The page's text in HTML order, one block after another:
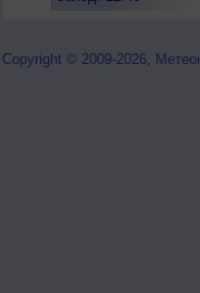
Copyright © 2009-2026,